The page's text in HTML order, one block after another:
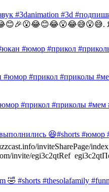
#3danimation #3d
#юмор #прикол
#юмор #прикол #приколы
#прикол #приколы #мем
😆#shorts
inviteSharePage/
invite/egi3c2qtRef
🤣 #shorts #thesolafamily